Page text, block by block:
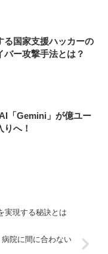
る国家支援ハッカーの
バー攻撃手法とは？
「Gemini」が億ユー
へ！
実現する秘訣とは
院に間に合わない